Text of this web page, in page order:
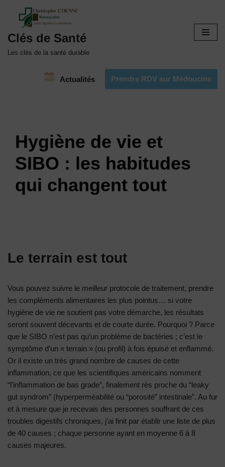
au
contenu
Clés de Santé
Les clés de la santé durable
Actualités Prendre RDV sur Médoucine
Hygiène de vie et
SIBO : les habitudes
qui changent tout
Le terrain est tout
Vous pouvez suivre le meilleur protocole de traitement, prendre
les compléments alimentaires les plus pointus… si votre
hygiène de vie ne soutient pas votre démarche, les résultats
seront souvent décevants et de courte durée. Pourquoi ? Parce
que le SIBO n’est pas qu’un problème de bactéries ; c’est le
symptôme d’un « terrain » (ou profil) à fois épuisé et enflammé.
Or il existe un très grand nombre de causes de cette
inflammation, ce que les scientifiques américains nomment
“l’inflammation de bas grade”, finalement rès proche du “leaky
gut syndrom” (hyperperméabilité ou “porosité” intestinale”. Au fur
et à mesure que je recevais des personnes souffrant de ces
troubles digestifs chroniques, j’ai finit par établir une liste de plus
de 40 causes ; chaque personne ayant en moyenne 6 à 8
causes majeures.